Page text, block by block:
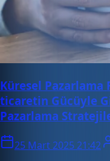
Küresel Pazarlama
ticaretin Gücüyle
Pazarlama
25 Mart 2025 21:42